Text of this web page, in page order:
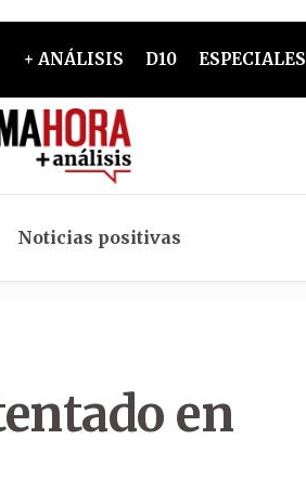
+ ANÁLISIS D10 ESPECIALES
Noticias positivas
en